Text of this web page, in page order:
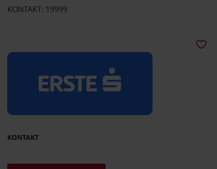
KONTAKT
KONTAKT: 19999